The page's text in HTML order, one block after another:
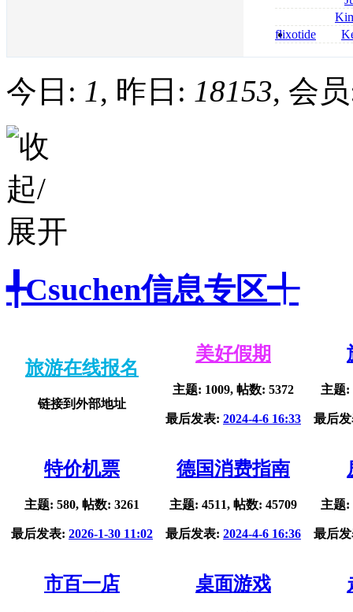
roxithromycin
sécurité
nolvadex
flixotide
今日: 1, 昨日: 18153, 会
╃Csuchen信息专区╃
旅游在线报名
链接到外部地址
美好假期
主题: 1009, 帖数: 5372
最后发表: 2024-4-6 16:33
主题:
最后
特价机票
主题: 580, 帖数: 3261
最后发表: 2026-1-30 11:02
德国消费指南
主题: 4511, 帖数: 45709
最后发表: 2024-4-6 16:36
主题:
最后
市百一店 桌面游戏